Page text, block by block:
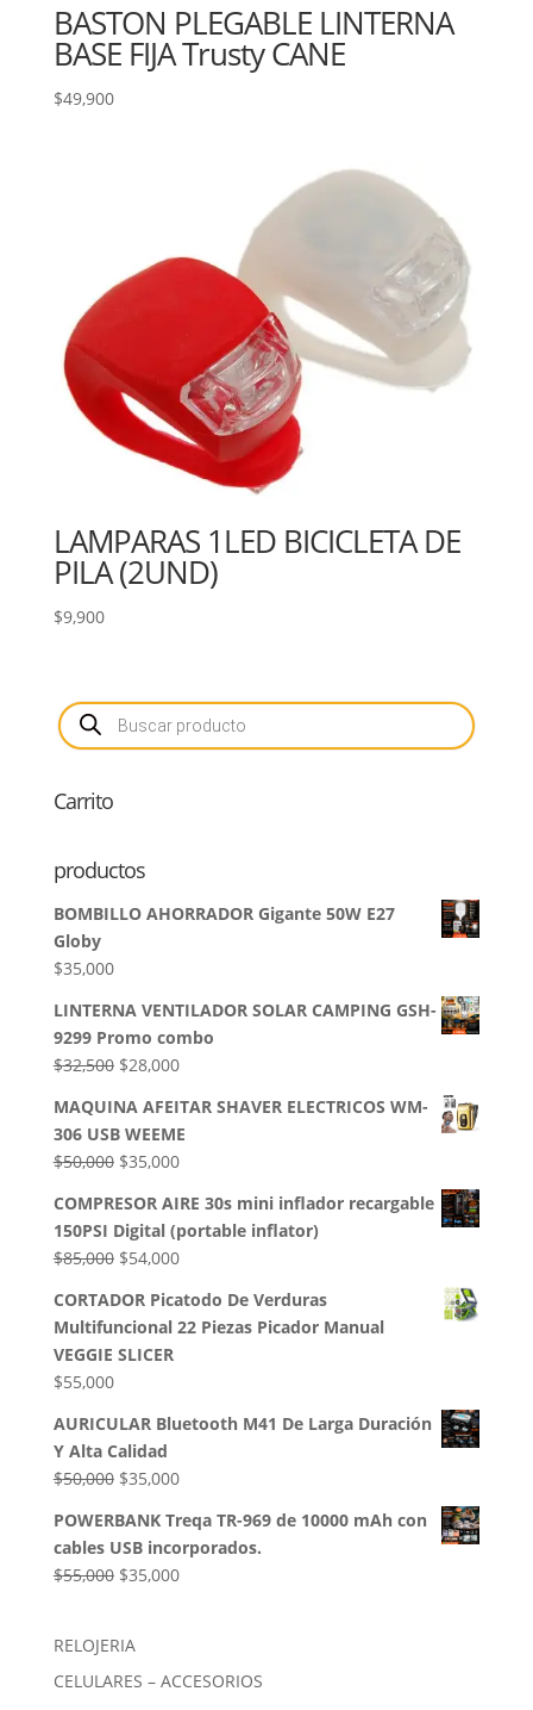
BASTON PLEGABLE LINTERNA
BASE FIJA Trusty CANE
$49,900
LAMPARAS 1LED BICICLETA DE
PILA (2UND)
$9,900
Búsqueda
de
productos
Carrito
productos
BOMBILLO AHORRADOR Gigante 50W E27
Globy
$35,000
LINTERNA VENTILADOR SOLAR CAMPING GSH-
9299 Promo combo
$32,500 El
original
era:
$32,500.
$28,000El
actual
es:
$28,000.
MAQUINA AFEITAR SHAVER ELECTRICOS WM-
306 USB WEEME
$50,000 El
original
era:
$50,000.
$35,000El
actual
es:
$35,000.
COMPRESOR AIRE 30s mini inflador recargable
150PSI Digital (portable inflator)
$85,000 El
original
era:
$85,000.
$54,000El
actual
es:
CORTADOR Picatodo De Verduras
Multifuncional 22 Piezas Picador Manual
VEGGIE SLICER
$55,000
AURICULAR Bluetooth M41 De Larga Duración
Y Alta Calidad
$50,000 El
original
era:
$50,000.
$35,000El
actual
es:
$35,000.
POWERBANK Treqa TR-969 de 10000 mAh con
cables USB incorporados.
$55,000 El
era:
$55,000.
$35,000El
$35,000.
RELOJERIA
CELULARES – ACCESORIOS